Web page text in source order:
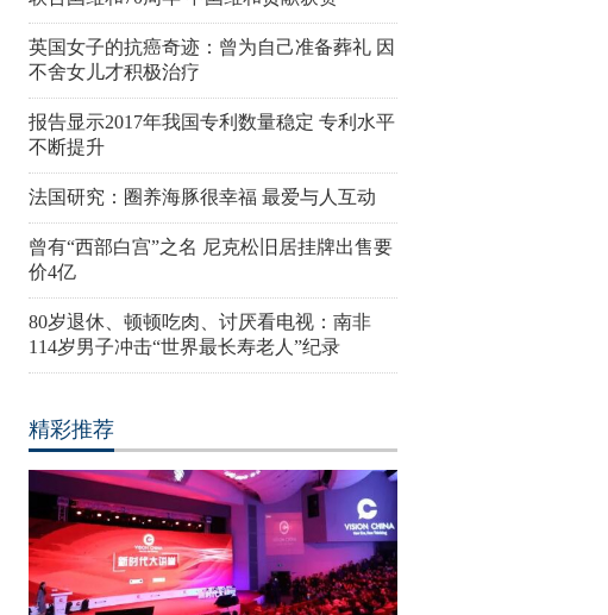
英国女子的抗癌奇迹：曾为自己准备葬礼 因
不舍女儿才积极治疗
报告显示2017年我国专利数量稳定 专利水平
不断提升
法国研究：圈养海豚很幸福 最爱与人互动
曾有“西部白宫”之名 尼克松旧居挂牌出售要
价4亿
80岁退休、顿顿吃肉、讨厌看电视：南非
114岁男子冲击“世界最长寿老人”纪录
精彩推荐